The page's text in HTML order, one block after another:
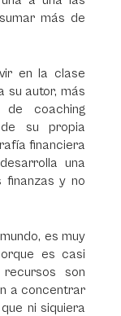
más de
en la clase
su autor, más
coaching
su propia
financiera
una
finanzas y no
es muy
es casi
recursos son
a concentrar
ni siquiera